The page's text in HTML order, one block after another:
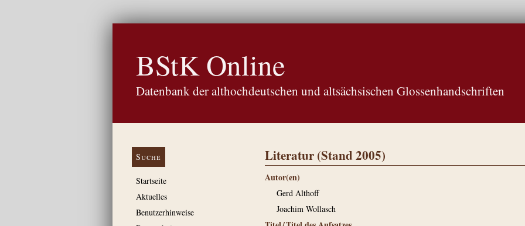
BStK Online
Datenbank der althochdeutschen und altsächsischen Glossenhandschriften
Suche
Startseite
Aktuelles
Benutzerhinweise
Literatur (Stand 2005)
Autor(en)
Gerd Althoff
Joachim Wollasch